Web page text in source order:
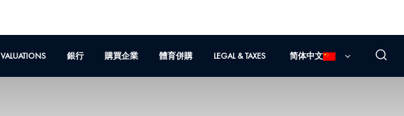
VALUATIONS 銀行 購買企業 體育併購 LEGAL & TAXES 简体中文